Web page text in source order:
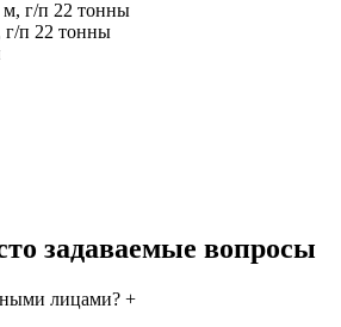
п 22 тонны
задаваемые вопросы
лицами? +